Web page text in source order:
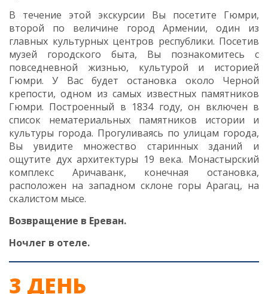
В течение этой экскурсии Вы посетите Гюмри,
второй по величине город Армении, один из
главных культурных центров республики. Посетив
музей городского быта, Вы познакомитесь с
повседневной жизнью, культурой и историей
Гюмри. У Вас будет остановка около Черной
крепости, одном из самых известных памятников
Гюмри. Построенный в 1834 году, он включен в
список нематериальных памятников истории и
культуры города. Прогуливаясь по улицам города,
Вы увидите множество старинных зданий и
ощутите дух архитектуры 19 века. Монастырский
комплекс Аричаванк, конечная остановка,
расположен на западном склоне горы Арагац, на
скалистом мысе.
Возвращение в Ереван.
Ночлег в отеле.
3 ДЕНЬ